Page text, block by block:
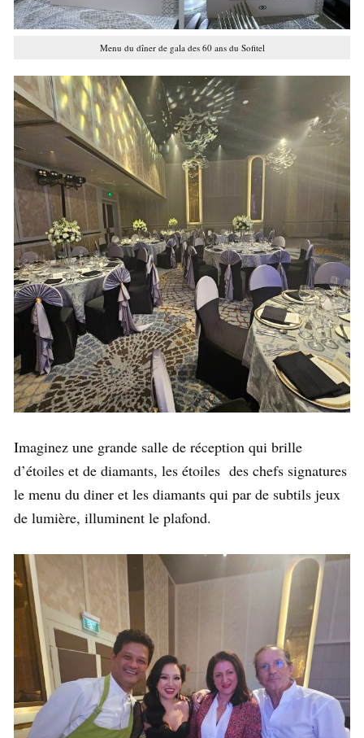
Menu du dîner de gala des 60 ans du Sofitel
Imaginez une grande salle de réception qui brille
d’étoiles et de diamants, les étoiles des chefs signatures
le menu du diner et les diamants qui par de subtils jeux
de lumière, illuminent le plafond.